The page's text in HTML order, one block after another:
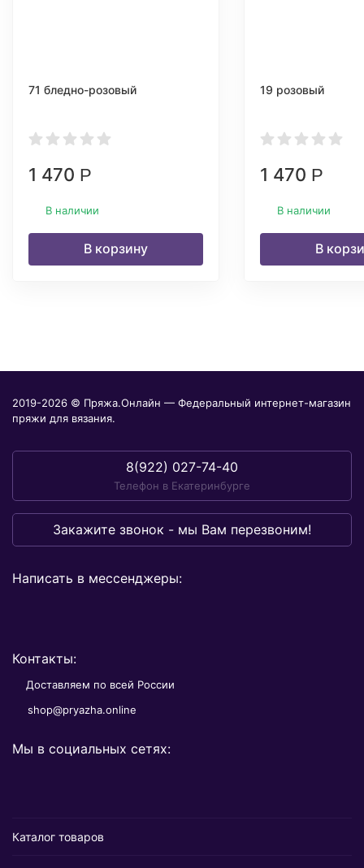
71 бледно-розовый
1 470 Р
В наличии
В корзину
19 розовый
1 470 Р
В наличии
В
2019-2026 © Пряжа.Онлайн — Федеральный интернет-магазин
пряжи для вязания.
8(922) 027-74-40
Телефон в Екатеринбурге
Закажите звонок - мы Вам перезвоним!
Написать в мессенджеры:
Контакты:
Доставляем по всей России
shop@pryazha.online
Мы в социальных сетях:
Каталог товаров